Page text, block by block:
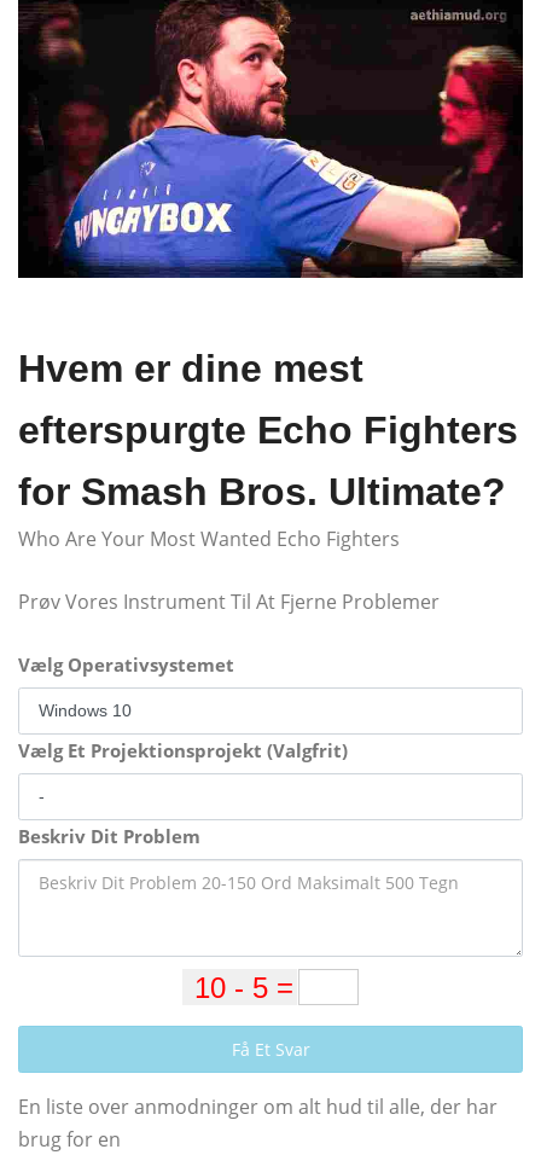
Hvem er dine mest
efterspurgte Echo Fighters
for Smash Bros. Ultimate?
Who Are Your Most Wanted Echo Fighters
Prøv Vores Instrument Til At Fjerne Problemer
Vælg Operativsystemet
Vælg Et Projektionsprojekt (Valgfrit)
Beskriv Dit Problem
Få Et Svar
En liste over anmodninger om alt hud til alle, der har
brug for en